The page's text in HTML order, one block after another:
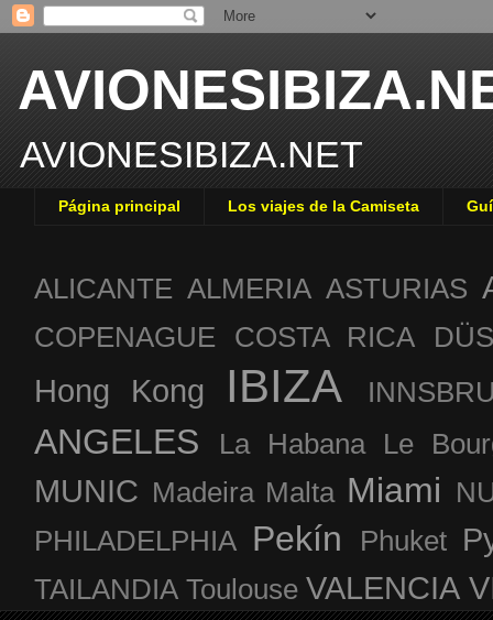
AVIONESIBIZA.NET
Página principal Los viajes de la Camiseta
ALICANTE ALMERIA ASTURIAS
COPENAGUE COSTA RICA
Hong Kong IBIZA
ANGELES La Habana Le
MUNIC Madeira Malta Miami
PHILADELPHIA Pekín Phuket
TAILANDIA Toulouse VALENCIA